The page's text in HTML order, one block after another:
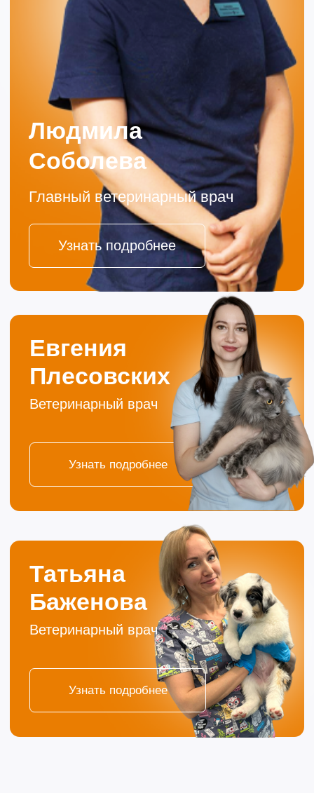
Записаться на приём
Ваше Имя
Ваш телефон
+7
Если ваш любимец заболел, не теряйте время.
Запишитесь на прием без очередей или позвоните!
Контакты
Нажимая кнопку «Отправить», вы соглашаетесь
Политикой конфиденциальности
ул. Малыгина, 4